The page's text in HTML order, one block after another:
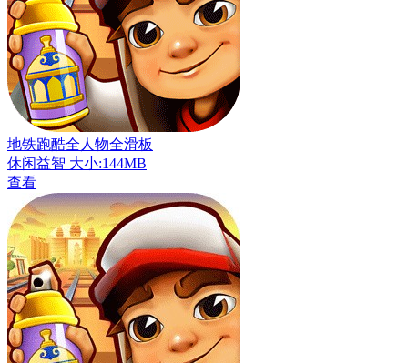
地铁跑酷全人物全滑板
休闲益智 大小:144MB
查看